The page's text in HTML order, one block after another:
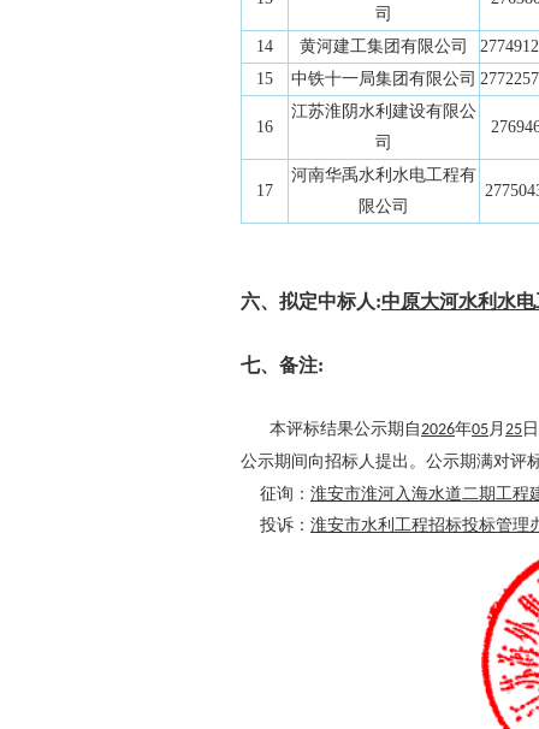
司
14 黄河建工集团有限公司
15
中铁十一局集团有限公司
16
江苏淮阴水利建设有限公
司
17
河南华禹水利水电工程有
限公司
六、拟定中标人:中原大河水利水
七、备注:
本评标结果公示期自 2026年05月 25
公示期间向招标人提出。公示期满对评
征询： 淮安市淮河入海水道二期工程
投诉： 淮安市水利工程招标投标管理